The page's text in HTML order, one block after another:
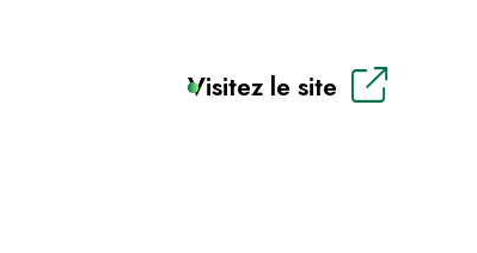
Visitez le site